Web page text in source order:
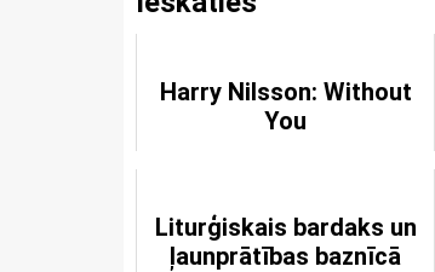
Harry Nilsson: Without
You
Liturģiskais bardaks un
ļaunprātības baznīcā